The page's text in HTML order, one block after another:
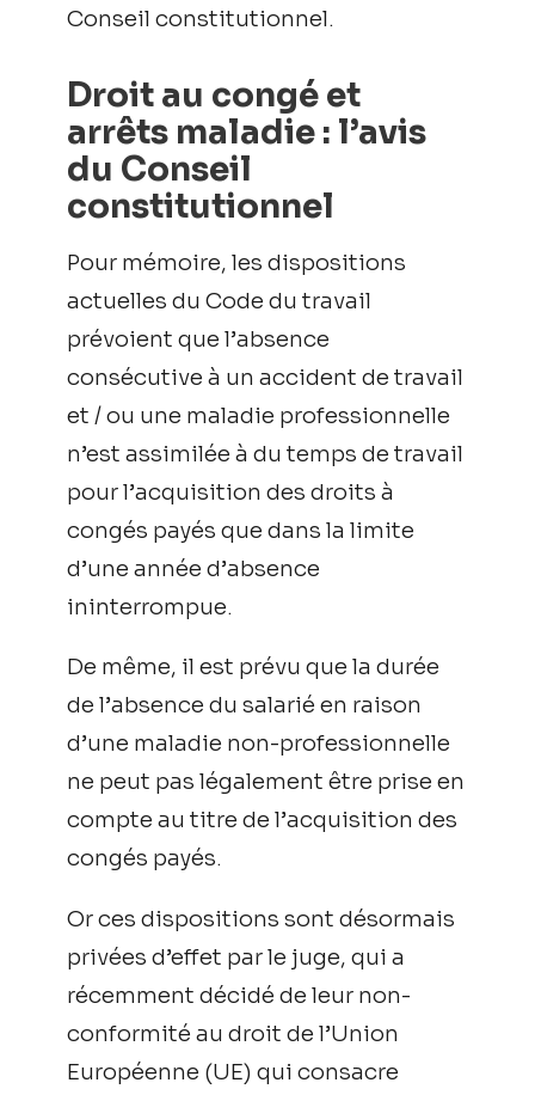
Conseil constitutionnel.
Droit au congé et
arrêts maladie : l’avis
du Conseil
constitutionnel
Pour mémoire, les dispositions
actuelles du Code du travail
prévoient que l’absence
consécutive à un accident de travail
et / ou une maladie professionnelle
n’est assimilée à du temps de travail
pour l’acquisition des droits à
congés payés que dans la limite
d’une année d’absence
ininterrompue.
De même, il est prévu que la durée
de l’absence du salarié en raison
d’une maladie non-professionnelle
ne peut pas légalement être prise en
compte au titre de l’acquisition des
congés payés.
Or ces dispositions sont désormais
privées d’effet par le juge, qui a
récemment décidé de leur non-
conformité au droit de l’Union
Européenne (UE) qui consacre